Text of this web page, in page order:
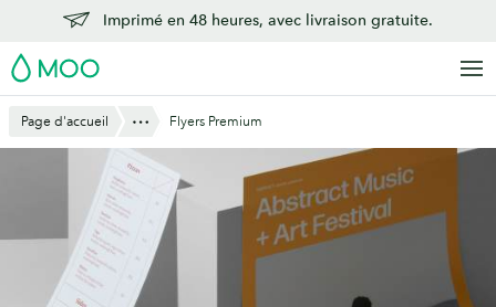
contenu
principal
Imprimé en 48 heures, avec livraison gratuite.
MOO
Page d'accueil Montre Tout
Flyers Premium